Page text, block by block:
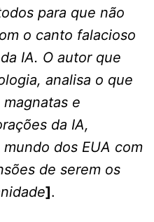
para que não
o canto falacioso
IA. O autor que
analisa o que
e
da IA,
dos EUA com
de serem os
].